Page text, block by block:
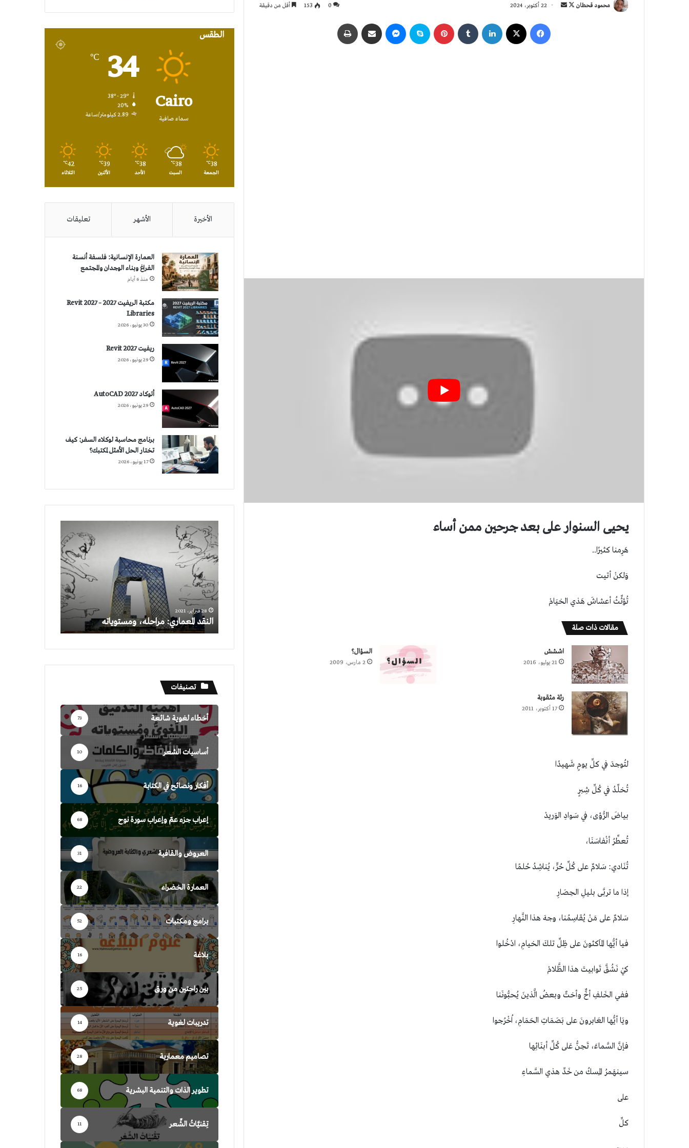
محمود قحطان
تابعأرسل
إلكترونيا
22 أكتوبر، 2024 0
153 أقل من دقيقة
فيسبوك لينكدإن بينتيريست سكايب ماسنجر مشاركة عبر البريد
يحيى السنوار على بعد جرحين ممن أساء
هَرِمنا كثيرًا..
وَلكنْ أتيت
تُؤثِّثُ أعشاشَ هَذي الخيَامْ
مقالات ذات صلة
اششش
21 يوليو، 2016
السؤال؟
2 مارس، 2009
رئة مثقوبة
17 أكتوبر، 2011
لتُوجدَ في كلِّ يومٍ شَهيدًا
تُخلِّدُ في كُلِّ شِبرٍ
بياضَ الرُّؤى، في سَوادِ الوَريدْ
تُعطِّرُ أنْفاسَنَا،
تُنَادي: سَلامٌ على كُلِّ حُرٍّ، يُناشِدُ حُلمًا
إذا ما تربَّى بليلِ الحِصَارِ
سَلامٌ على مَنْ يُقاسِمُنا، وجهَ هذا النَّهارِ
فيا أيُّها المَاكثونَ على ظِلِّ تلكَ الخيامِ، ادْخُلوا
كيْ نَشُقَّ تَوابيتَ هذا الظَّلامْ
ففي الخَلفِ أخٌّ وأختٌ وبعضُ الَّذينَ يُحبُّونَنا
ويَا أيُّها العَابرونَ على بَصَمَاتِ الحَمَامِ، اُخْرُجوا
فإنَّ السَّماءَ، تَحِنُّ عَلى كُلِّ أبنَائِها
سينهَمرُ المِسكُ من خَدِّ هذي السَّماءِ
على
كلِّ
الطقس
Cairo
سماء صافية
34
℃
20%
2.89 كيلومتر/ساعة
38
℃
الجمعة
38
℃
السبت
38
℃
الأحد
39
℃
الأثنين
42
℃
الثلاثاء
الأخيرة الأشهر تعليقات
العمارة الإنسانية: فلسفة أنسنة
الفراغ وبناء الوجدان والمجتمع
منذ 6 أيام
مكتبة الريفيت 2027 – Revit 2027
Libraries
30 يونيو، 2026
ريفيت 2027 Revit
29 يونيو، 2026
أتوكاد 2027 AutoCAD
29 يونيو، 2026
برنامج محاسبة لوكلاء السفر: كيف
تختار الحل الأمثل لمكتبك؟
17 يونيو، 2026
النقد
المعماري:
مراحله،
ومستوياته
28 فبراير، 2021
النقد المعماري: مراحله، ومستوياته
تصنيفات
أخطاء لغوية شائعة 73
أساسيات الشعر 10
أفكار ونصائح في الكتابة 16
إعراب جزء عمّ وإعراب سورة نوح 68
العروض والقافية 31
العمارة الخضراء 22
برامج ومكتبات 52
بلاغة 16
بين راحتين من ورق 25
تدريبات لغوية 14
تصاميم معمارية 28
تطوير الذات والتنمية البشرية 68
تِقنيَّاتُ الشِّعر 11